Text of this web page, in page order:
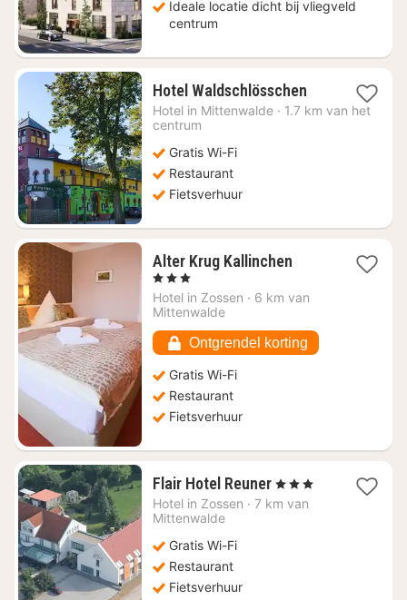
Ideale locatie dicht bij vliegveld
centrum
Hotel Waldschlösschen1
nacht
Hotel in Mittenwalde · 1.7 km van het
centrum
Gratis Wi-Fi
Restaurant
Fietsverhuur
Alter Krug Kallinchen1
vanaf
, 3 Sterren
Hotel in Zossen · 6 km van
Mittenwalde
Ontgrendel korting
Gratis Wi-Fi
Restaurant
Fietsverhuur
Flair Hotel Reuner1
nacht
, 3 Sterren
Hotel in Zossen · 7 km van
Mittenwalde
Gratis Wi-Fi
Restaurant
Fietsverhuur